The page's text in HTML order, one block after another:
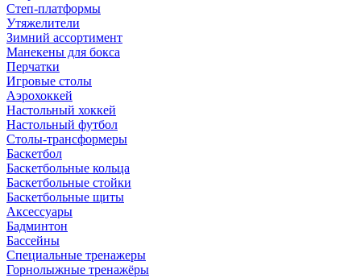
Степ-платформы
Утяжелители
Зимний ассортимент
Манекены для бокса
Перчатки
Игровые столы
Аэрохоккей
Настольный хоккей
Настольный футбол
Столы-трансформеры
Баскетбол
Баскетбольные кольца
Баскетбольные стойки
Баскетбольные щиты
Аксессуары
Бадминтон
Бассейны
Специальные тренажеры
Горнолыжные тренажёры